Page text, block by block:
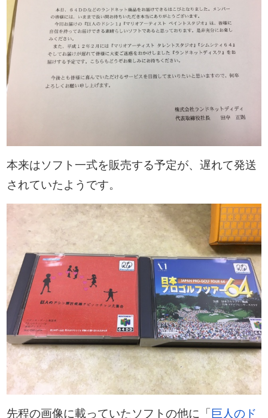
本来はソフト一式を販売する予定が、遅れて発送
されていたようです。
先程の画像に載っていたソフトの他に「 巨人のド